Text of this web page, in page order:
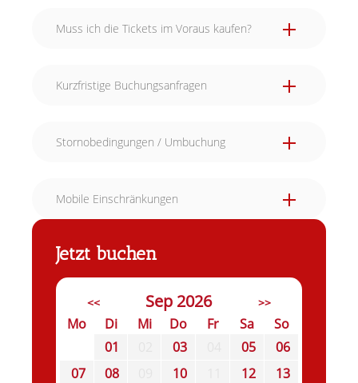
Muss ich die Tickets im Voraus kaufen?
Kurzfristige Buchungsanfragen
Stornobedingungen / Umbuchung
Mobile Einschränkungen
Jetzt buchen
<< Sep 2026 >>
Mo Di Mi Do Fr Sa
So
01
03 05
06
07
08 10 12
13